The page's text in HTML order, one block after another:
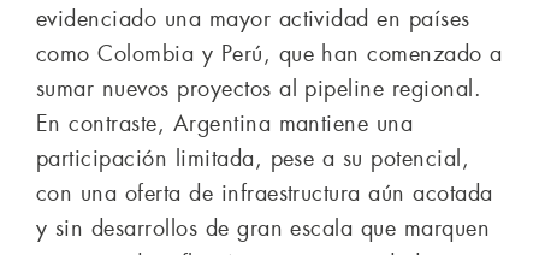
evidenciado una mayor actividad en países
como Colombia y Perú, que han comenzado a
sumar nuevos proyectos al pipeline regional.
En contraste, Argentina mantiene una
participación limitada, pese a su potencial,
con una oferta de infraestructura aún acotada
y sin desarrollos de gran escala que marquen